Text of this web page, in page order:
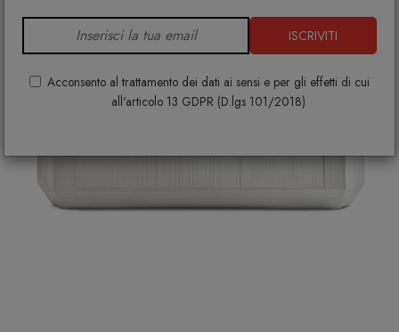
ISCRIVITI
Acconsento al trattamento dei dati ai sensi e per gli effetti di cui
all'articolo 13 GDPR (D.lgs 101/2018)